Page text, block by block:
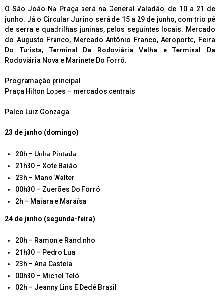
O São João Na Praça será na General Valadão, de 10 a 21 de
junho. Já o Circular Junino será de 15 a 29 de junho, com trio pé
de serra e quadrilhas juninas, pelos seguintes locais: Mercado
do Augusto Franco, Mercado Antônio Franco, Aeroporto, Feira
Do Turista, Terminal Da Rodoviária Velha e Terminal Da
Rodoviária Nova e Marinete Do Forró.
Programação principal
Praça Hilton Lopes – mercados centrais
Palco Luiz Gonzaga
23 de junho (domingo)
20h – Unha Pintada
21h30 – Xote Baião
23h – Mano Walter
00h30 – Zuerões Do Forró
2h – Maiara e Maraísa
24 de junho (segunda-feira)
20h – Ramon e Randinho
21h30 – Pedro Lua
23h – Ana Castela
00h30 – Michel Teló
02h – Jeanny Lins E Dedé Brasil